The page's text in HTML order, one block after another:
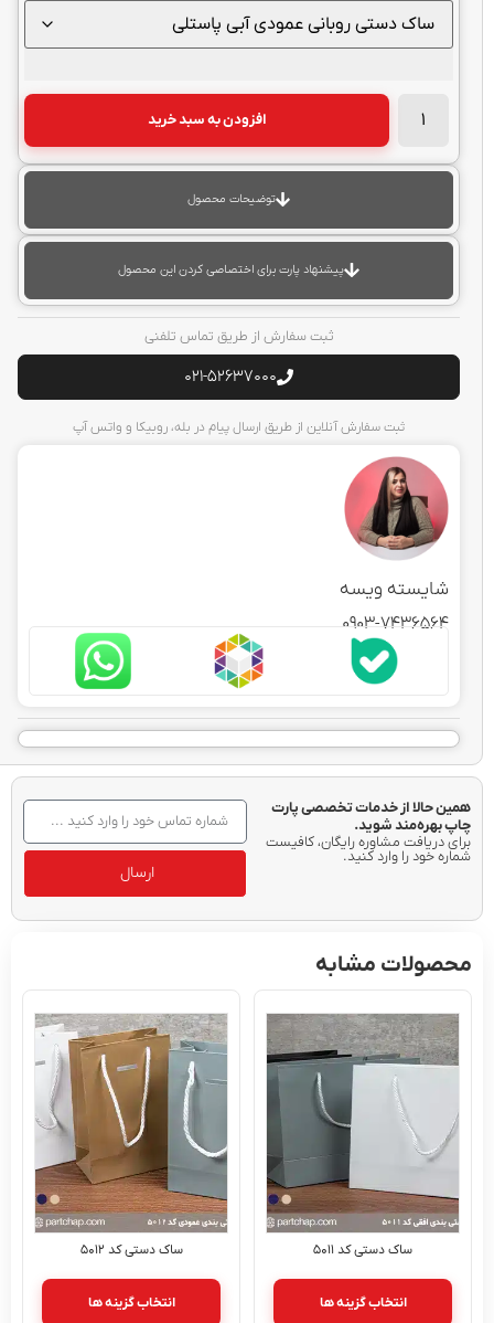
افزودن به سبد خرید
توضیحات محصول
پیشنهاد پارت برای اختصاصی کردن این محصول
ثبت سفارش از طریق تماس تلفنی
021-52637000
ثبت سفارش آنلاین از طریق ارسال پیام در بله، روبیکا و واتس آپ
شایسته ویسه
0903-7436564
همین حالا از خدمات تخصصی پارت
چاپ بهره‌مند شوید.
برای دریافت مشاوره رایگان، کافیست
شماره خود را وارد کنید.
ارسال
محصولات مشابه
ساک دستی کد ۵۰۱۱
انتخاب گزینه ها
ساک دستی کد ۵۰۱۲
انتخاب گزینه ها